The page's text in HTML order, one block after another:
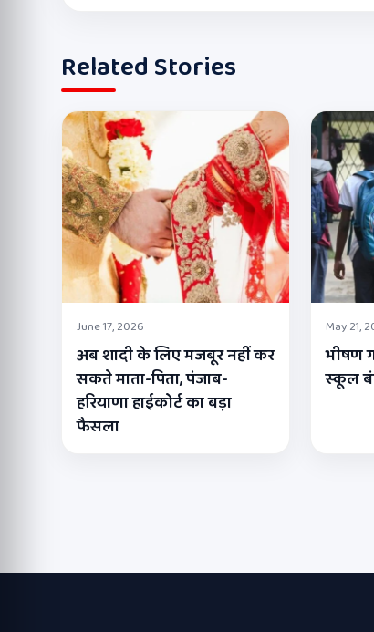
Related Stories
June 17, 2026
अब शादी के लिए मजबूर नहीं कर
सकते माता-पिता, पंजाब-
हरियाणा हाईकोर्ट का बड़ा
फैसला
May 21,
भीषण
स्कूल